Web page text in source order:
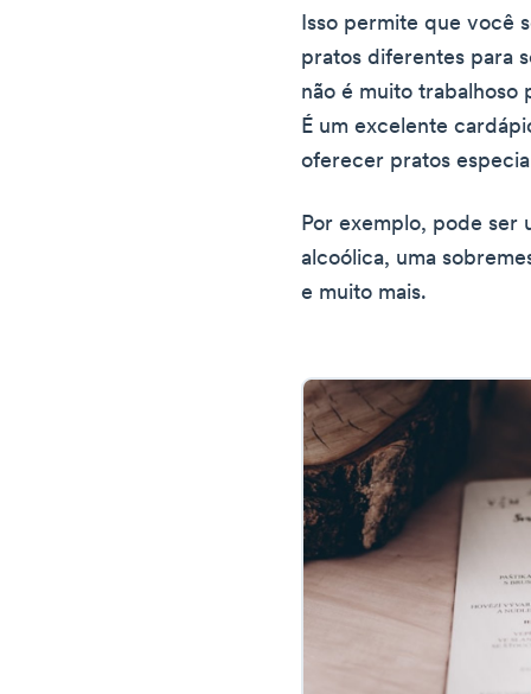
Isso permite que você
pratos diferentes para
não é muito trabalhoso
É um excelente
oferecer pratos
Por exemplo, pode ser
alcoólica, uma
e muito mais.